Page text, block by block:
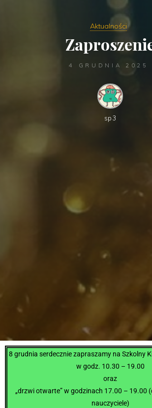
Aktualności
4 GRUDNIA 2025
sp3
8 grudnia serdecznie zapraszamy na Szkolny
w godz. 10.30 – 19.00
oraz
„drzwi otwarte” w godzinach 17.00 – 19.00
nauczyciele)